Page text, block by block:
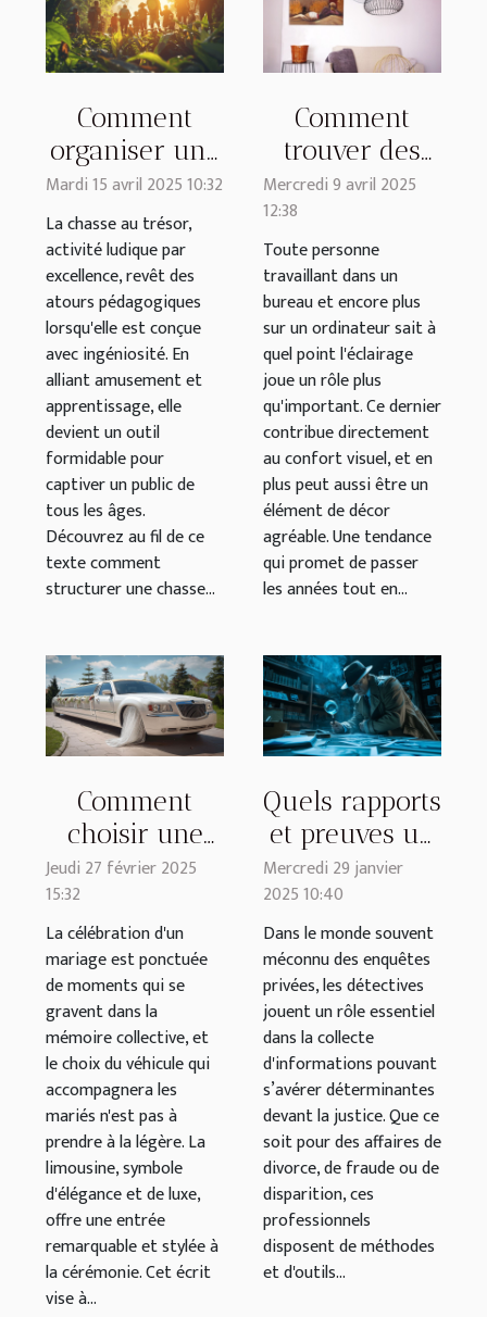
Comment
organiser une
chasse au
trésor
éducative
pour tous les
âges
Mardi 15 avril 2025 10:32
La chasse au trésor,
activité ludique par
excellence, revêt des
atours pédagogiques
lorsqu'elle est conçue
avec ingéniosité. En
alliant amusement et
apprentissage, elle
devient un outil
formidable pour
captiver un public de
tous les âges.
Découvrez au fil de ce
texte comment
structurer une chasse...
Comment
trouver des
abat-jours en
adopter pour
mon bureau ?
Mercredi 9 avril 2025
12:38
Toute personne
travaillant dans un
bureau et encore plus
sur un ordinateur sait à
quel point l'éclairage
joue un rôle plus
qu'important. Ce dernier
contribue directement
au confort visuel, et en
plus peut aussi être un
élément de décor
agréable. Une tendance
qui promet de passer
les années tout en...
Comment
choisir une
limousine de
mariage pour
une
expérience
inoubliable ?
Jeudi 27 février 2025
15:32
La célébration d'un
mariage est ponctuée
de moments qui se
gravent dans la
mémoire collective, et
le choix du véhicule qui
accompagnera les
mariés n'est pas à
prendre à la légère. La
limousine, symbole
d'élégance et de luxe,
offre une entrée
remarquable et stylée à
la cérémonie. Cet écrit
vise à...
Quels rapports
et preuves un
détective privé
peut-il
fournir pour
la justice ?
Mercredi 29 janvier
2025 10:40
Dans le monde souvent
méconnu des enquêtes
privées, les détectives
jouent un rôle essentiel
dans la collecte
d'informations pouvant
s’avérer déterminantes
devant la justice. Que ce
soit pour des affaires de
divorce, de fraude ou de
disparition, ces
professionnels
disposent de méthodes
et d'outils...